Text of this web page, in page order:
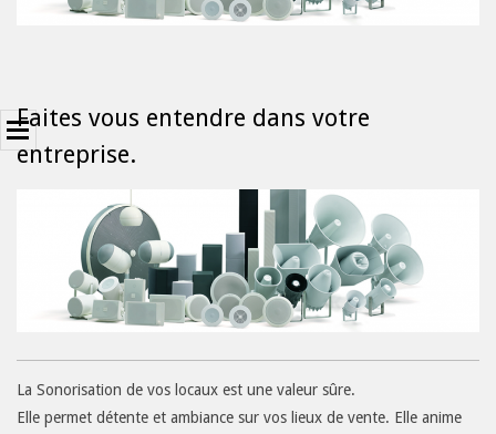
Espace
Technique
Téléphonie
Alarme
Incendie
04-
03
Faites vous entendre dans votre
entreprise.
La Sonorisation de vos locaux est une valeur sûre.
Elle permet détente et ambiance sur vos lieux de vente. Elle anime